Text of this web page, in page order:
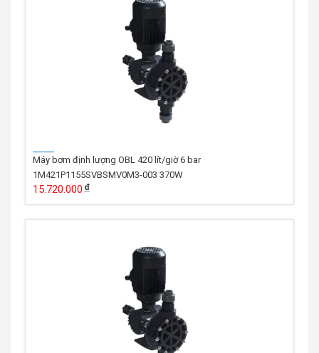
Máy bơm định lượng OBL 420 lít/giờ 6 bar
1M421P1155SVBSMV0M3-003 370W
15.720.000